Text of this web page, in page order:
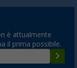
è attualmente
il prima possibile.